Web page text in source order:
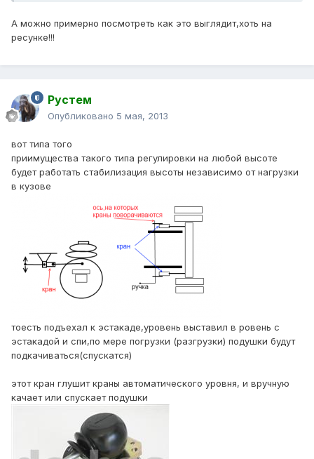
А можно примерно посмотреть как это выглядит,хоть на
ресунке!!!
Рустем
Опубликовано 5 мая, 2013
вот типа того
приимущества такого типа регулировки на любой высоте
будет работать стабилизация высоты независимо от нагрузки
в кузове
тоесть подъехал к эстакаде,уровень выставил в ровень с
эстакадой и спи,по мере погрузки (разгрузки) подушки будут
подкачиваться(спускатся)
этот кран глушит краны автоматического уровня, и вручную
качает или спускает подушки